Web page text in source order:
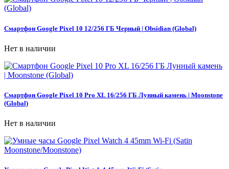
Смартфон Google Pixel 10 12/256 ГБ Черный | Obsidian (Global)
Нет в наличии
Смартфон Google Pixel 10 Pro XL 16/256 ГБ Лунный камень | Moonstone
(Global)
Нет в наличии